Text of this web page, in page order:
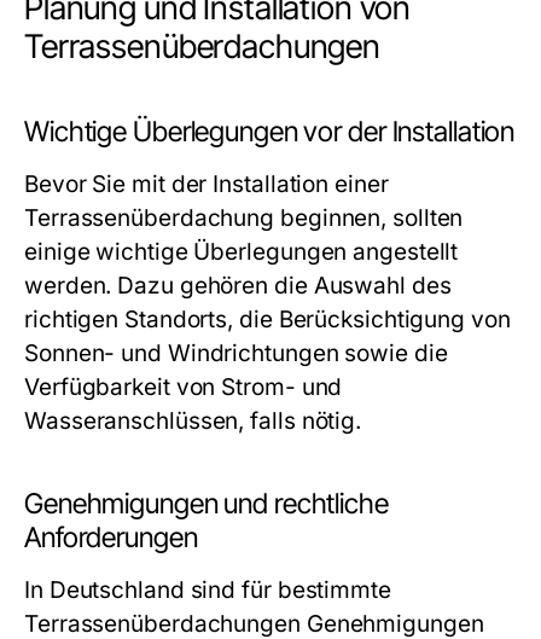
Terrassenüberdachungen
Wichtige Überlegungen vor der Installation
Bevor Sie mit der Installation einer
Terrassenüberdachung beginnen, sollten
einige wichtige Überlegungen angestellt
werden. Dazu gehören die Auswahl des
richtigen Standorts, die Berücksichtigung von
Sonnen- und Windrichtungen sowie die
Verfügbarkeit von Strom- und
Wasseranschlüssen, falls nötig.
Genehmigungen und rechtliche
Anforderungen
In Deutschland sind für bestimmte
Terrassenüberdachungen Genehmigungen